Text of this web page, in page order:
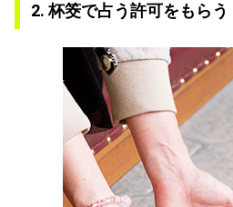
2. 杯筊で占う許可をもらう